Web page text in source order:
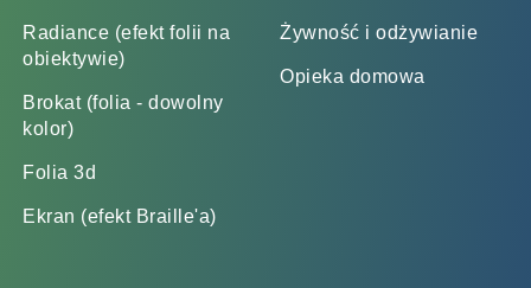
Radiance (efekt folii na
obiektywie)
Brokat (folia - dowolny
kolor)
Folia 3d
Ekran (efekt Braille'a)
Żywność i odżywianie
Opieka domowa